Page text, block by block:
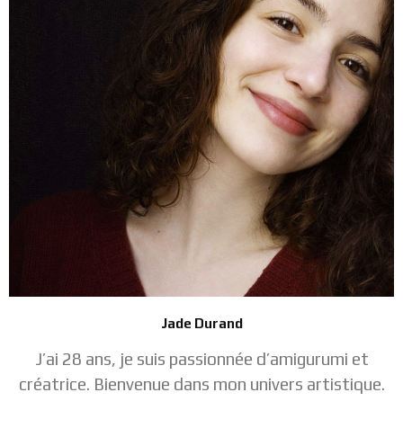
Jade Durand
J’ai 28 ans, je suis passionnée d’amigurumi et
créatrice. Bienvenue dans mon univers artistique.